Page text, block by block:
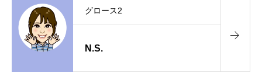
N.S.
グロース2